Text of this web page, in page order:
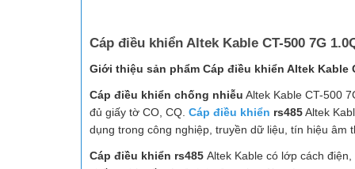
Cáp điều khiển Altek Kable CT-500 7G
Giới thiệu sản phẩm Cáp điều khiển Altek Kable
Cáp điều khiển chống nhiễu Altek Kable CT-500
đủ giấy tờ CO, CQ. Cáp điều khiển rs485Altek
dụng trong công nghiệp, truyền dữ liệu, tín hiệu âm
Cáp điều khiển rs485 Altek Kable có lớp cách